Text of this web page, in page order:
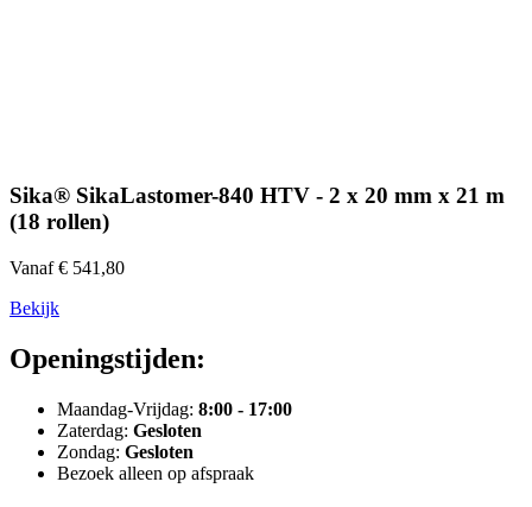
Sika® SikaLastomer-840 HTV - 2 x 20 mm x 21 m
(18 rollen)
Vanaf € 541,80
Bekijk
Openingstijden:
Maandag-Vrijdag: 8:00 - 17:00
Zaterdag: Gesloten
Zondag: Gesloten
Bezoek alleen op afspraak